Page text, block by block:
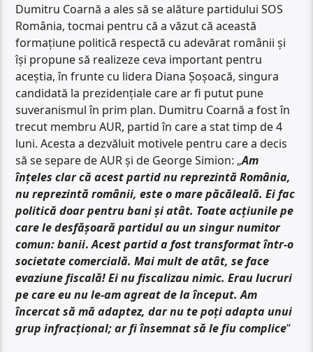
Dumitru Coarnă a ales să se alăture partidului SOS
România, tocmai pentru că a văzut că această
formațiune politică respectă cu adevărat românii și
își propune să realizeze ceva important pentru
aceștia, în frunte cu lidera Diana Șoșoacă, singura
candidată la prezidențiale care ar fi putut pune
suveranismul în prim plan. Dumitru Coarnă a fost în
trecut membru AUR, partid în care a stat timp de 4
luni. Acesta a dezvăluit motivele pentru care a decis
să se separe de AUR și de George Simion: „Am
înțeles clar că acest partid nu reprezintă România,
nu reprezintă românii, este o mare păcăleală. Ei fac
politică doar pentru bani și atât. Toate acțiunile pe
care le desfășoară partidul au un singur numitor
comun: banii.Acest partid a fost transformat într-o
societate comercială. Mai mult de atât, se face
evaziune fiscală! Ei nu fiscalizau nimic. Erau lucruri
pe care eu nu le-am agreat de la început. Am
încercat să mă adaptez, dar nu te poți adapta unui
grup infracțional; ar fi însemnat să le fiu complice”